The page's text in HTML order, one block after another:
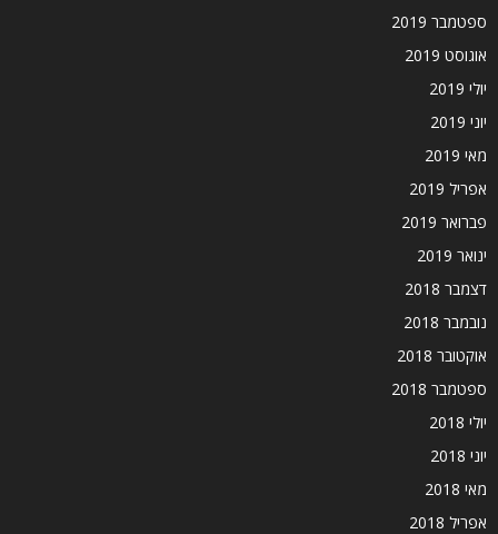
ספטמבר 2019
אוגוסט 2019
יולי 2019
יוני 2019
מאי 2019
אפריל 2019
פברואר 2019
ינואר 2019
דצמבר 2018
נובמבר 2018
אוקטובר 2018
ספטמבר 2018
יולי 2018
יוני 2018
מאי 2018
אפריל 2018